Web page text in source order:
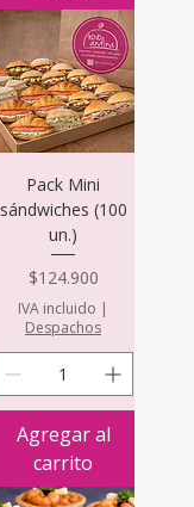
Pack Mini
sándwiches (100
un.)
Precio
$124.900
IVA incluido |
Despachos
Agregar al
carrito